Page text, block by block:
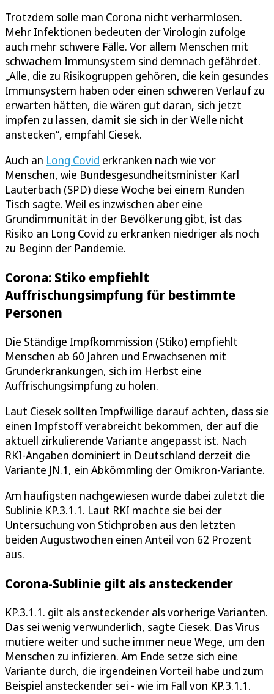
Trotzdem solle man Corona nicht verharmlosen.
Mehr Infektionen bedeuten der Virologin zufolge
auch mehr schwere Fälle. Vor allem Menschen mit
schwachem Immunsystem sind demnach gefährdet.
„Alle, die zu Risikogruppen gehören, die kein gesundes
Immunsystem haben oder einen schweren Verlauf zu
erwarten hätten, die wären gut daran, sich jetzt
impfen zu lassen, damit sie sich in der Welle nicht
anstecken“, empfahl Ciesek.
Auch an Long Covid erkranken nach wie vor
Menschen, wie Bundesgesundheitsminister Karl
Lauterbach (SPD) diese Woche bei einem Runden
Tisch sagte. Weil es inzwischen aber eine
Grundimmunität in der Bevölkerung gibt, ist das
Risiko an Long Covid zu erkranken niedriger als noch
zu Beginn der Pandemie.
Corona: Stiko empfiehlt
Auffrischungsimpfung für bestimmte
Personen
Die Ständige Impfkommission (Stiko) empfiehlt
Menschen ab 60 Jahren und Erwachsenen mit
Grunderkrankungen, sich im Herbst eine
Auffrischungsimpfung zu holen.
Laut Ciesek sollten Impfwillige darauf achten, dass sie
einen Impfstoff verabreicht bekommen, der auf die
aktuell zirkulierende Variante angepasst ist. Nach
RKI-Angaben dominiert in Deutschland derzeit die
Variante JN.1, ein Abkömmling der Omikron-Variante.
Am häufigsten nachgewiesen wurde dabei zuletzt die
Sublinie KP.3.1.1. Laut RKI machte sie bei der
Untersuchung von Stichproben aus den letzten
beiden Augustwochen einen Anteil von 62 Prozent
aus.
Corona-Sublinie gilt als ansteckender
KP.3.1.1. gilt als ansteckender als vorherige Varianten.
Das sei wenig verwunderlich, sagte Ciesek. Das Virus
mutiere weiter und suche immer neue Wege, um den
Menschen zu infizieren. Am Ende setze sich eine
Variante durch, die irgendeinen Vorteil habe und zum
Beispiel ansteckender sei - wie im Fall von KP.3.1.1.